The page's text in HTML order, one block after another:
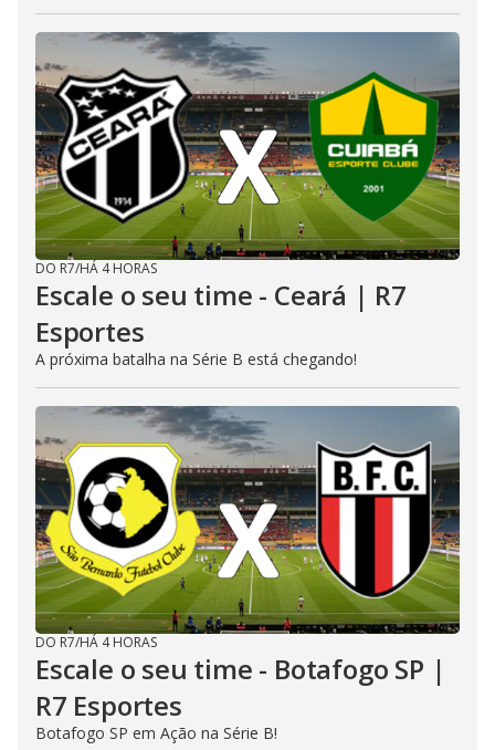
DO R7/HÁ 4 HORAS
Escale o seu time - Ceará | R7
Esportes
A próxima batalha na Série B está chegando!
DO R7/HÁ 4 HORAS
Escale o seu time - Botafogo SP |
R7 Esportes
Botafogo SP em Ação na Série B!